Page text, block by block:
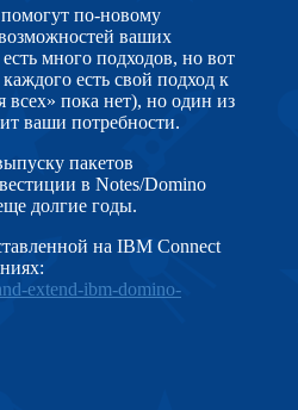
по-новому
ваших
много подходов, но вот
есть свой подход к
пока нет), но один из
ваши потребности.
пакетов
в Notes/Domino
долгие годы.
на IBM Connect
иях:
extend-ibm-domino-